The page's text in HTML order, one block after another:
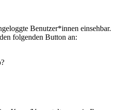
Benutzer*innen einsehbar.
folgenden Button an: